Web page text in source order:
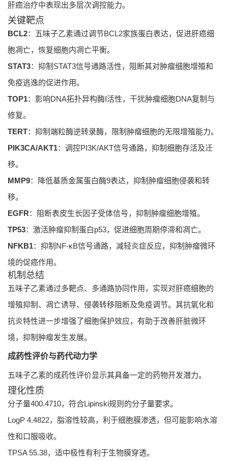
肝癌治疗中表现出多层次调控能力。
关键靶点
BCL2：五味子乙素通过调节BCL2家族蛋白表达，促进肝癌细
胞凋亡，恢复细胞内凋亡平衡。
STAT3：抑制STAT3信号通路活性，阻断其对肿瘤细胞增殖和
免疫逃逸的促进作用。
TOP1：影响DNA拓扑异构酶I活性，干扰肿瘤细胞DNA复制与
修复。
TERT：抑制端粒酶逆转录酶，限制肿瘤细胞的无限增殖能力。
PIK3CA/AKT1：调控PI3K/AKT信号通路，抑制细胞存活及迁
移。
MMP9：降低基质金属蛋白酶9表达，抑制肿瘤细胞侵袭和转
移。
EGFR：阻断表皮生长因子受体信号，抑制肿瘤细胞增殖。
TP53：激活肿瘤抑制蛋白p53，促进细胞周期停滞和凋亡。
NFKB1：抑制NF-κB信号通路，减轻炎症反应，抑制肿瘤微环
境的促癌作用。
机制总结
五味子乙素通过多靶点、多通路协同作用，实现对肝癌细胞的
增殖抑制、凋亡诱导、侵袭转移阻断及免疫调节。其抗氧化和
抗炎特性进一步增强了细胞保护效应，有助于改善肝脏微环
境，抑制肿瘤发生发展。
成药性评价与药代动力学
五味子乙素的成药性评价显示其具备一定的药物开发潜力。
理化性质
分子量400.4710，符合Lipinski规则的分子量要求。
LogP 4.4822，脂溶性较高，利于细胞膜渗透，但可能影响水溶
性和口服吸收。
TPSA 55.38，适中极性有利于生物膜穿透。